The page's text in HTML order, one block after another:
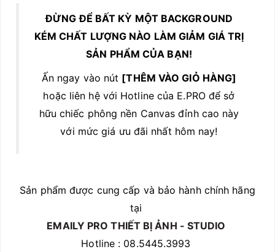
ĐỪNG ĐỂ BẤT KỲ MỘT BACKGROUND
KÉM CHẤT LƯỢNG NÀO LÀM GIẢM GIÁ TRỊ
SẢN PHẨM CỦA BẠN!
Ấn ngay vào nút [THÊM VÀO GIỎ HÀNG]
hoặc liên hệ với Hotline của E.PRO để sở
hữu chiếc phông nền Canvas đỉnh cao này
với mức giá ưu đãi nhất hôm nay!
Sản phẩm được cung cấp và bảo hành chính hãng
tại
EMAILY PRO THIẾT BỊ ẢNH - STUDIO
Hotline : 08.5445.3993